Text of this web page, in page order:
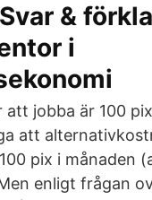
&
i
jobba är 100
att
pix i månaden
enligt frågan